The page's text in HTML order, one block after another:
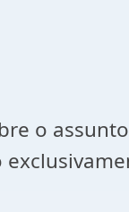
o